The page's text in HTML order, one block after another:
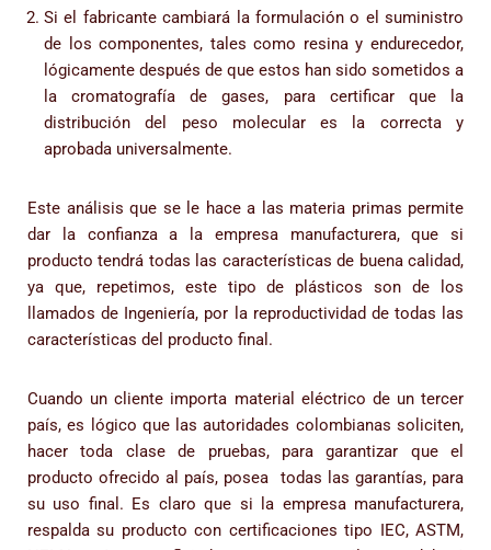
Si el fabricante cambiará la formulación o el suministro
de los componentes, tales como resina y endurecedor,
lógicamente después de que estos han sido sometidos a
la cromatografía de gases, para certificar que la
distribución del peso molecular es la correcta y
aprobada universalmente.
Este análisis que se le hace a las materia primas permite
dar la confianza a la empresa manufacturera, que si
producto tendrá todas las características de buena calidad,
ya que, repetimos, este tipo de plásticos son de los
llamados de Ingeniería, por la reproductividad de todas las
características del producto final.
Cuando un cliente importa material eléctrico de un tercer
país, es lógico que las autoridades colombianas soliciten,
hacer toda clase de pruebas, para garantizar que el
producto ofrecido al país, posea todas las garantías, para
su uso final. Es claro que si la empresa manufacturera,
respalda su producto con certificaciones tipo IEC, ASTM,